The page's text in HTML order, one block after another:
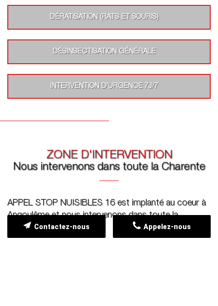
DÉRATISATION (RATS ET SOURIS)
DÉSINSECTISATION GÉNÉRALE
INTERVENTION D’URGENCE 7J/7
ZONE D'INTERVENTION
Nous intervenons dans toute la Charente
APPEL STOP NUISIBLES 16 est implanté au coeur à
Angoulême et nous intervenons dans toute la
Charente.
Appelez-nous
Contactez-nous